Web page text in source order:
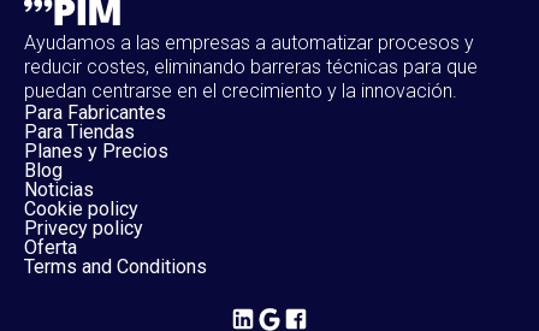
Ayudamos a las empresas a automatizar procesos y
reducir costes, eliminando barreras técnicas para que
puedan centrarse en el crecimiento y la innovación.
Para Fabricantes
Para Tiendas
Planes y Precios
Blog
Noticias
Cookie policy
Privecy policy
Oferta
Terms and Conditions